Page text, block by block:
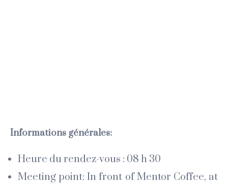
Informations générales:
Heure du rendez-vous : 08 h 30
Meeting point: In front of Mentor Coffee, at